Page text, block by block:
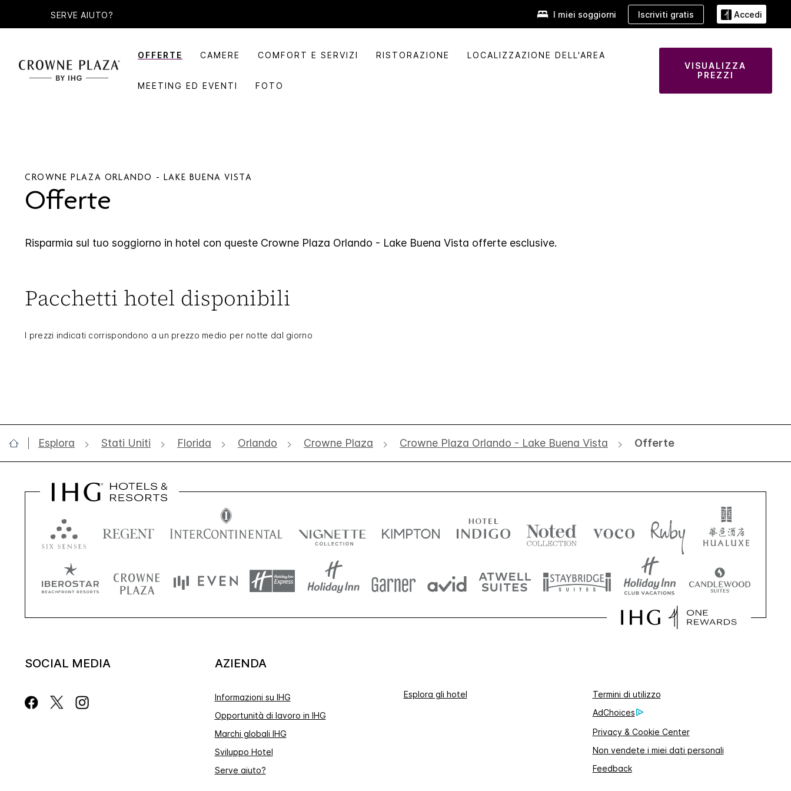
SERVE AIUTO? I miei soggiorni Iscriviti gratis Accedi
OFFERTE CAMERE COMFORT E SERVIZI RISTORAZIONE LOCALIZZAZIONE DELL'AREA
MEETING ED EVENTI FOTO
VISUALIZZA
PREZZI
CROWNE PLAZA ORLANDO - LAKE BUENA VISTA
Offerte
Risparmia sul tuo soggiorno in hotel con queste Crowne Plaza Orlando - Lake Buena Vista offerte esclusive.
Pacchetti hotel disponibili
I prezzi indicati corrispondono a un prezzo medio per notte dal giorno
Esplora Stati Uniti Florida Orlando Crowne Plaza Crowne Plaza Orlando - Lake Buena Vista Offerte
SOCIAL MEDIA AZIENDA
Informazioni su IHG
Opportunità di lavoro in IHG
Marchi globali IHG
Sviluppo Hotel
Serve aiuto?
Esplora gli hotel
Termini di utilizzo
AdChoices
Privacy & Cookie Center
Non vendete i miei dati personali
Feedback